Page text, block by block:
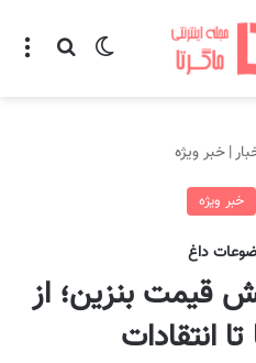
تغییر پوسته
| خبر ویژه
خبر ویژه
داغ
قیمت بنزین؛ از
انتقادات